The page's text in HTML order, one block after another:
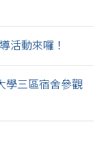
活動來囉！
學三區宿舍參觀